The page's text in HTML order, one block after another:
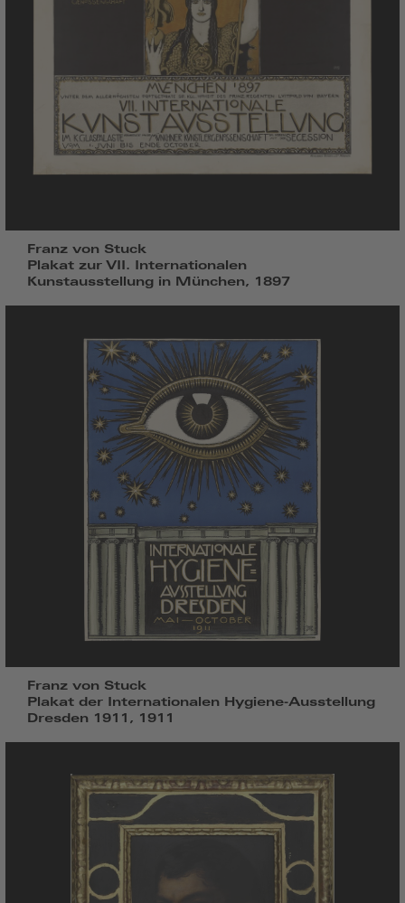
Franz von Stuck
Plakat zur VII. Internationalen
Kunstausstellung in München, 1897
Franz von Stuck
Plakat der Internationalen Hygiene-Ausstellung
Dresden 1911, 1911